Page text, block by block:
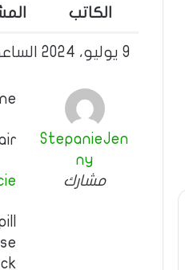
الكاتب
9 يوليو، 2024 الساعة 2:28 م
StepanieJen
ny
مشارك